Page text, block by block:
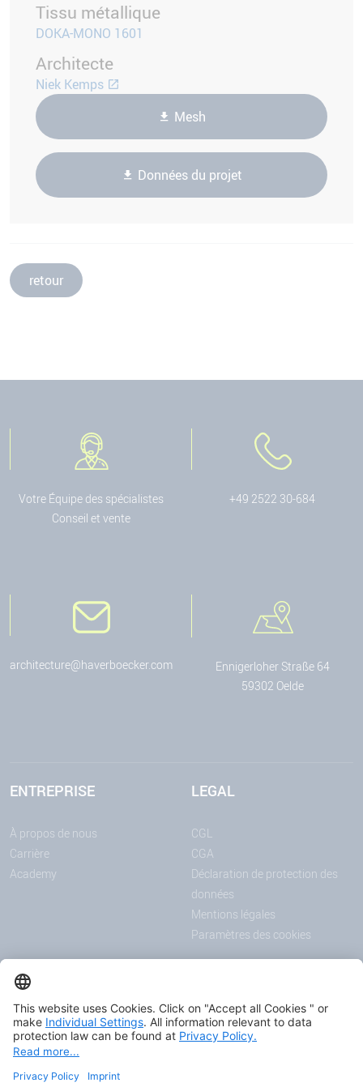
Tissu métallique
DOKA-MONO 1601
Architecte
Niek Kemps
Mesh
Données du projet
retour
Votre Équipe des spécialistes
Conseil et vente
+49 2522 30-684
architecture@haverboecker.com
Ennigerloher Straße 64
59302 Oelde
ENTREPRISE
À propos de nous
Carrière
Academy
LEGAL
CGL
CGA
Déclaration de protection des
données
Mentions légales
Paramètres des cookies
ANNONCES
Actualités
Salons et événements
Downloadcenter